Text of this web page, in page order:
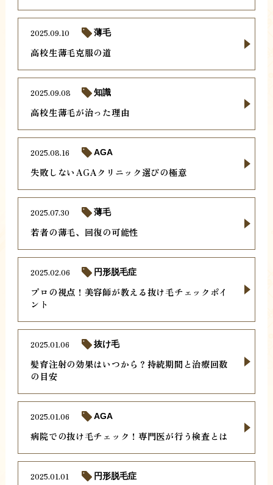
高校生薄毛克服の道
2025.09.10 薄毛
高校生薄毛が治った理由
2025.09.08 知識
失敗しないAGAクリニック選びの極意
2025.08.16 AGA
若者の薄毛、回復の可能性
2025.07.30 薄毛
プロの視点！美容師が教える抜け毛チェックポイ
ント
2025.02.06 円形脱毛症
髪育注射の効果はいつから？持続期間と治療回数
の目安
2025.01.06 抜け毛
病院での抜け毛チェック！専門医が行う検査とは
2025.01.06 AGA
2025.01.01 円形脱毛症